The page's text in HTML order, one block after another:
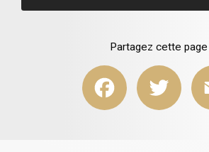
Partagez cette page
Facebook Twitter